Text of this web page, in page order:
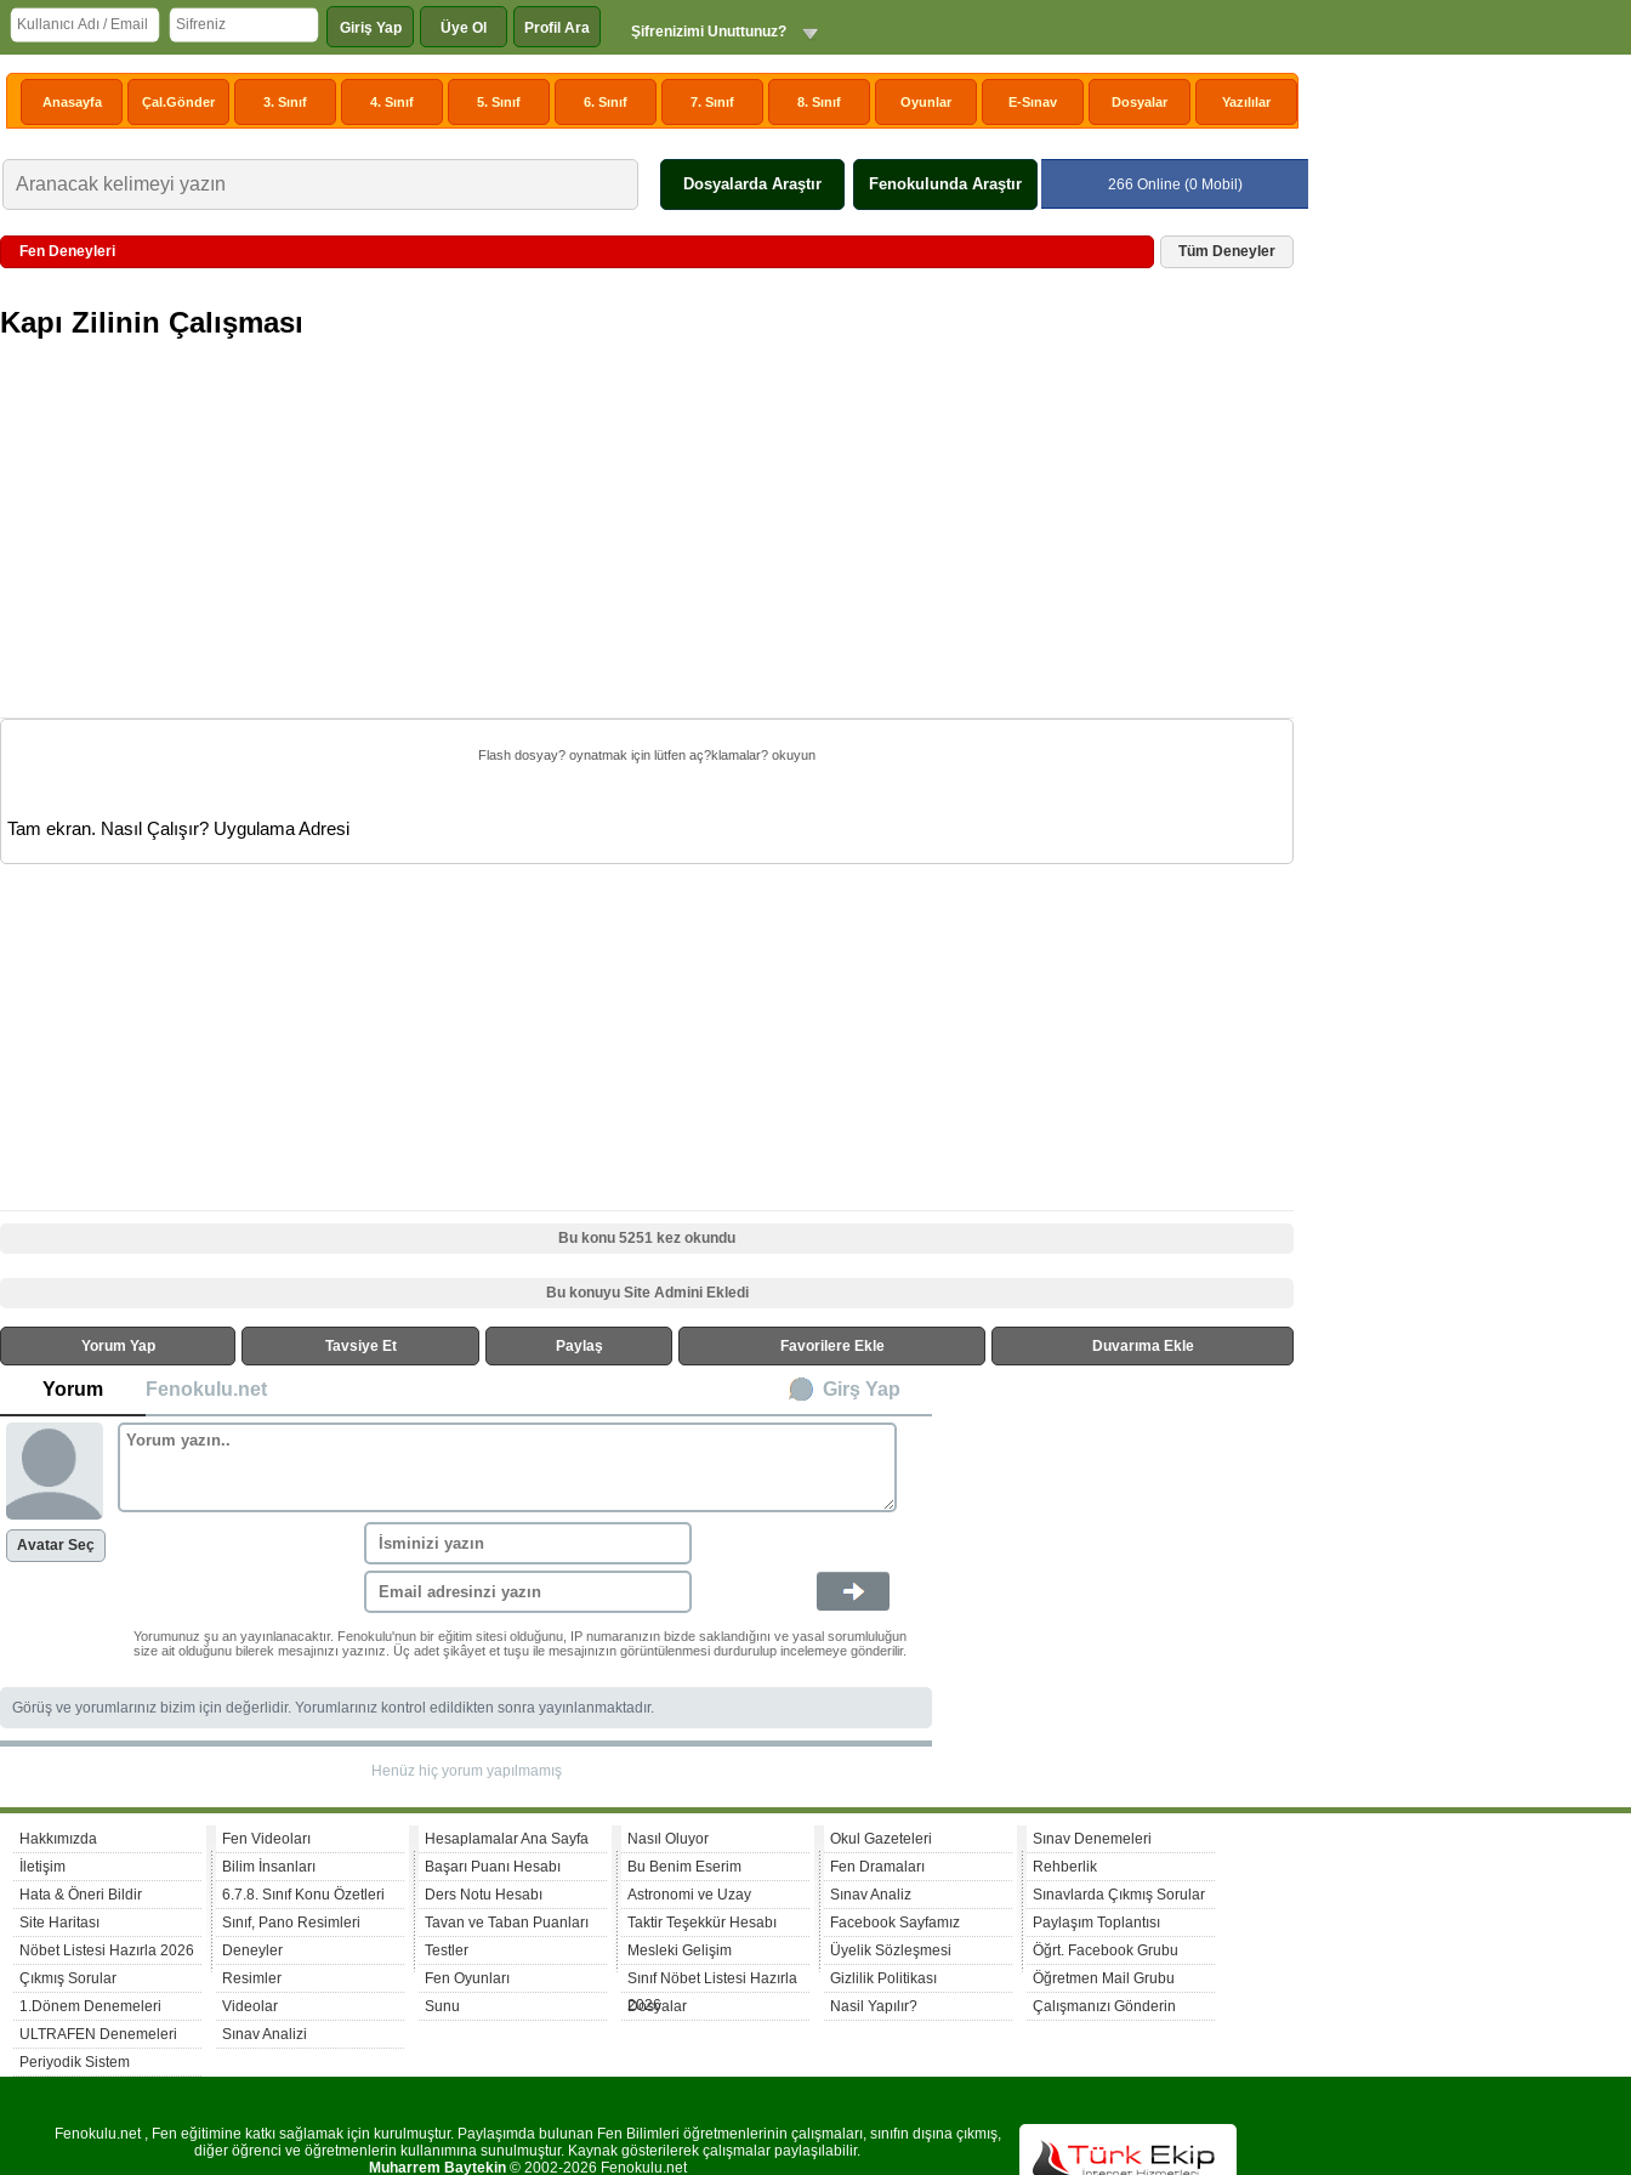
Giriş Yap Üye Ol Profil Ara Şifrenizimi Unuttunuz?
Anasayfa Çal.Gönder 3. Sınıf 4. Sınıf 5. Sınıf 6. Sınıf 7. Sınıf 8. Sınıf Oyunlar E-Sınav Dosyalar Yazılılar
Dosyalarda Araştır Fenokulunda Araştır 266 Online (0 Mobil)
Fen Deneyleri Tüm Deneyler
Kapı Zilinin Çalışması
Flash dosyay? oynatmak için lütfen aç?klamalar? okuyun
Tam ekran. Nasıl Çalışır? Uygulama Adresi
Bu konu 5251 kez okundu
Bu konuyu Site Admini Ekledi
Yorum Yap Tavsiye Et Paylaş Favorilere Ekle Duvarıma Ekle
Yorum Fenokulu.net Girş Yap
Avatar Seç
Yorumunuz şu an yayınlanacaktır. Fenokulu'nun bir eğitim sitesi olduğunu, IP numaranızın bizde saklandığını ve yasal sorumluluğun
size ait olduğunu bilerek mesajınızı yazınız. Üç adet şikâyet et tuşu ile mesajınızın görüntülenmesi durdurulup incelemeye gönderilir.
Görüş ve yorumlarınız bizim için değerlidir. Yorumlarınız kontrol edildikten sonra yayınlanmaktadır.
Henüz hiç yorum yapılmamış
Hakkımızda
İletişim
Hata & Öneri Bildir
Site Haritası
Nöbet Listesi Hazırla 2026
Çıkmış Sorular
1.Dönem Denemeleri
ULTRAFEN Denemeleri
Periyodik Sistem
Fen Videoları
Bilim İnsanları
6.7.8. Sınıf Konu Özetleri
Sınıf, Pano Resimleri
Deneyler
Resimler
Videolar
Sınav Analizi
Hesaplamalar Ana Sayfa
Başarı Puanı Hesabı
Ders Notu Hesabı
Tavan ve Taban Puanları
Testler
Fen Oyunları
Sunu
Nasıl Oluyor
Bu Benim Eserim
Astronomi ve Uzay
Taktir Teşekkür Hesabı
Mesleki Gelişim
Sınıf Nöbet Listesi Hazırla
2026
Dosyalar
Okul Gazeteleri
Fen Dramaları
Sınav Analiz
Facebook Sayfamız
Üyelik Sözleşmesi
Gizlilik Politikası
Nasil Yapılır?
Sınav Denemeleri
Rehberlik
Sınavlarda Çıkmış Sorular
Paylaşım Toplantısı
Öğrt. Facebook Grubu
Öğretmen Mail Grubu
Çalışmanızı Gönderin
Fenokulu.net , Fen eğitimine katkı sağlamak için kurulmuştur. Paylaşımda bulunan Fen Bilimleri öğretmenlerinin çalışmaları, sınıfın dışına çıkmış,
diğer öğrenci ve öğretmenlerin kullanımına sunulmuştur. Kaynak gösterilerek çalışmalar paylaşılabilir.
Muharrem Baytekin© 2002-2026 Fenokulu.net